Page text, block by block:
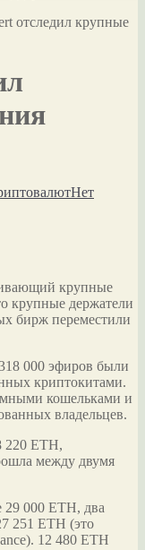
отследил крупные
Нет
крупные
крупные держатели
бирж переместили
000 эфиров были
криптокитами.
кошельками и
владельцев.
220 ETH,
между двумя
29 000 ETH, два
251 ETH (это
12 480 ETH